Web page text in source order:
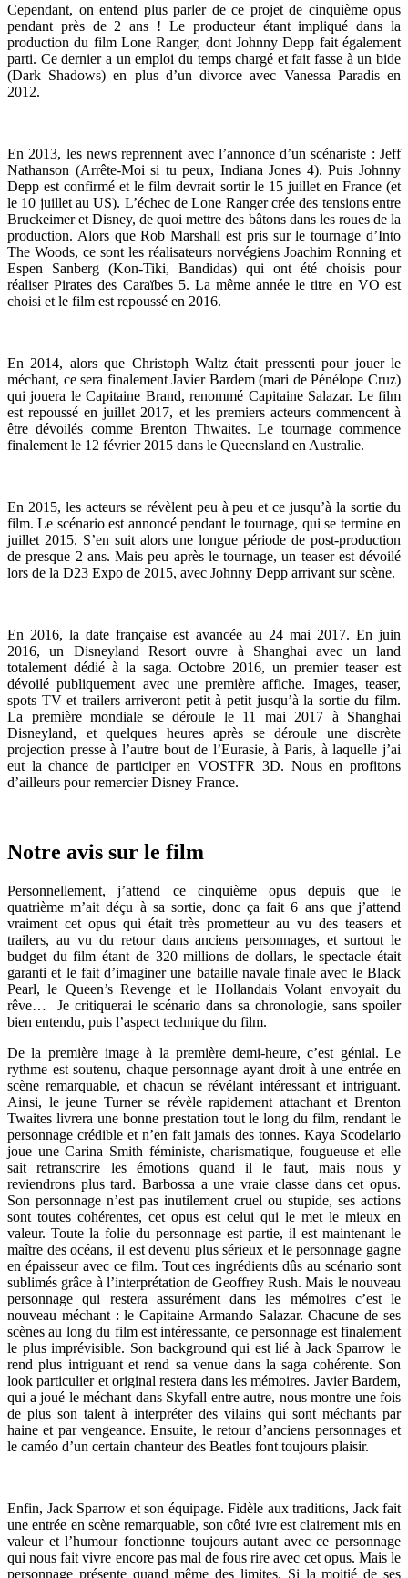
Cependant, on entend plus parler de ce projet de cinquième opus
pendant près de 2 ans ! Le producteur étant impliqué dans la
production du film Lone Ranger, dont Johnny Depp fait également
parti. Ce dernier a un emploi du temps chargé et fait fasse à un bide
(Dark Shadows) en plus d’un divorce avec Vanessa Paradis en
2012.
En 2013, les news reprennent avec l’annonce d’un scénariste : Jeff
Nathanson (Arrête-Moi si tu peux, Indiana Jones 4). Puis Johnny
Depp est confirmé et le film devrait sortir le 15 juillet en France (et
le 10 juillet au US). L’échec de Lone Ranger crée des tensions entre
Bruckeimer et Disney, de quoi mettre des bâtons dans les roues de la
production. Alors que Rob Marshall est pris sur le tournage d’Into
The Woods, ce sont les réalisateurs norvégiens Joachim Ronning et
Espen Sanberg (Kon-Tiki, Bandidas) qui ont été choisis pour
réaliser Pirates des Caraïbes 5. La même année le titre en VO est
choisi et le film est repoussé en 2016.
En 2014, alors que Christoph Waltz était pressenti pour jouer le
méchant, ce sera finalement Javier Bardem (mari de Pénélope Cruz)
qui jouera le Capitaine Brand, renommé Capitaine Salazar. Le film
est repoussé en juillet 2017, et les premiers acteurs commencent à
être dévoilés comme Brenton Thwaites. Le tournage commence
finalement le 12 février 2015 dans le Queensland en Australie.
En 2015, les acteurs se révèlent peu à peu et ce jusqu’à la sortie du
film. Le scénario est annoncé pendant le tournage, qui se termine en
juillet 2015. S’en suit alors une longue période de post-production
de presque 2 ans. Mais peu après le tournage, un teaser est dévoilé
lors de la D23 Expo de 2015, avec Johnny Depp arrivant sur scène.
En 2016, la date française est avancée au 24 mai 2017. En juin
2016, un Disneyland Resort ouvre à Shanghai avec un land
totalement dédié à la saga. Octobre 2016, un premier teaser est
dévoilé publiquement avec une première affiche. Images, teaser,
spots TV et trailers arriveront petit à petit jusqu’à la sortie du film.
La première mondiale se déroule le 11 mai 2017 à Shanghai
Disneyland, et quelques heures après se déroule une discrète
projection presse à l’autre bout de l’Eurasie, à Paris, à laquelle j’ai
eut la chance de participer en VOSTFR 3D. Nous en profitons
d’ailleurs pour remercier Disney France.
Notre avis sur le film
Personnellement, j’attend ce cinquième opus depuis que le
quatrième m’ait déçu à sa sortie, donc ça fait 6 ans que j’attend
vraiment cet opus qui était très prometteur au vu des teasers et
trailers, au vu du retour dans anciens personnages, et surtout le
budget du film étant de 320 millions de dollars, le spectacle était
garanti et le fait d’imaginer une bataille navale finale avec le Black
Pearl, le Queen’s Revenge et le Hollandais Volant envoyait du
rêve… Je critiquerai le scénario dans sa chronologie, sans spoiler
bien entendu, puis l’aspect technique du film.
De la première image à la première demi-heure, c’est génial. Le
rythme est soutenu, chaque personnage ayant droit à une entrée en
scène remarquable, et chacun se révélant intéressant et intriguant.
Ainsi, le jeune Turner se révèle rapidement attachant et Brenton
Twaites livrera une bonne prestation tout le long du film, rendant le
personnage crédible et n’en fait jamais des tonnes. Kaya Scodelario
joue une Carina Smith féministe, charismatique, fougueuse et elle
sait retranscrire les émotions quand il le faut, mais nous y
reviendrons plus tard. Barbossa a une vraie classe dans cet opus.
Son personnage n’est pas inutilement cruel ou stupide, ses actions
sont toutes cohérentes, cet opus est celui qui le met le mieux en
valeur. Toute la folie du personnage est partie, il est maintenant le
maître des océans, il est devenu plus sérieux et le personnage gagne
en épaisseur avec ce film. Tout ces ingrédients dûs au scénario sont
sublimés grâce à l’interprétation de Geoffrey Rush. Mais le nouveau
personnage qui restera assurément dans les mémoires c’est le
nouveau méchant : le Capitaine Armando Salazar. Chacune de ses
scènes au long du film est intéressante, ce personnage est finalement
le plus imprévisible. Son background qui est lié à Jack Sparrow le
rend plus intriguant et rend sa venue dans la saga cohérente. Son
look particulier et original restera dans les mémoires. Javier Bardem,
qui a joué le méchant dans Skyfall entre autre, nous montre une fois
de plus son talent à interpréter des vilains qui sont méchants par
haine et par vengeance. Ensuite, le retour d’anciens personnages et
le caméo d’un certain chanteur des Beatles font toujours plaisir.
Enfin, Jack Sparrow et son équipage. Fidèle aux traditions, Jack fait
une entrée en scène remarquable, son côté ivre est clairement mis en
valeur et l’humour fonctionne toujours autant avec ce personnage
qui nous fait vivre encore pas mal de fous rire avec cet opus. Mais le
personnage présente quand même des limites. Si la moitié de ses